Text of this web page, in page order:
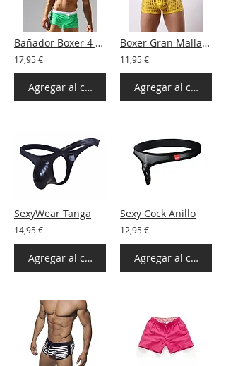
Bañador Boxer 4 colores
17,95 €
Agregar al carrito
Boxer Gran Malla 6 colors
11,95 €
Agregar al carrito
SexyWear Tanga
14,95 €
Agregar al carrito
Sexy Cock Anillo
12,95 €
Agregar al carrito